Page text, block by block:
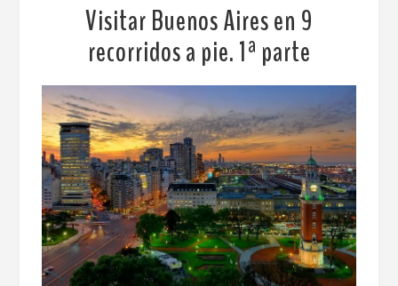
Visitar Buenos Aires en 9
recorridos a pie. 1ª parte